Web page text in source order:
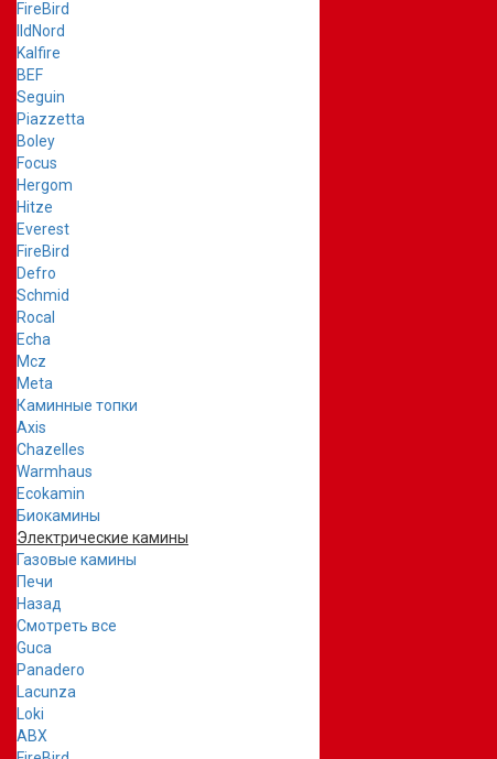
FireBird
IldNord
Kalfire
BEF
Seguin
Piazzetta
Boley
Focus
Hergom
Hitze
Everest
FireBird
Defro
Schmid
Rocal
Echa
Mcz
Meta
Каминные топки
Axis
Chazelles
Warmhaus
Ecokamin
Биокамины
Электрические камины
Газовые камины
Печи
Назад
Смотреть все
Guca
Panadero
Lacunza
Loki
ABX